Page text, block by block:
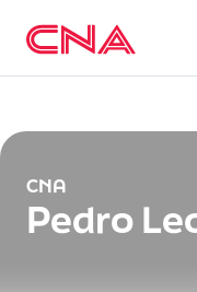
CNA
Pedro